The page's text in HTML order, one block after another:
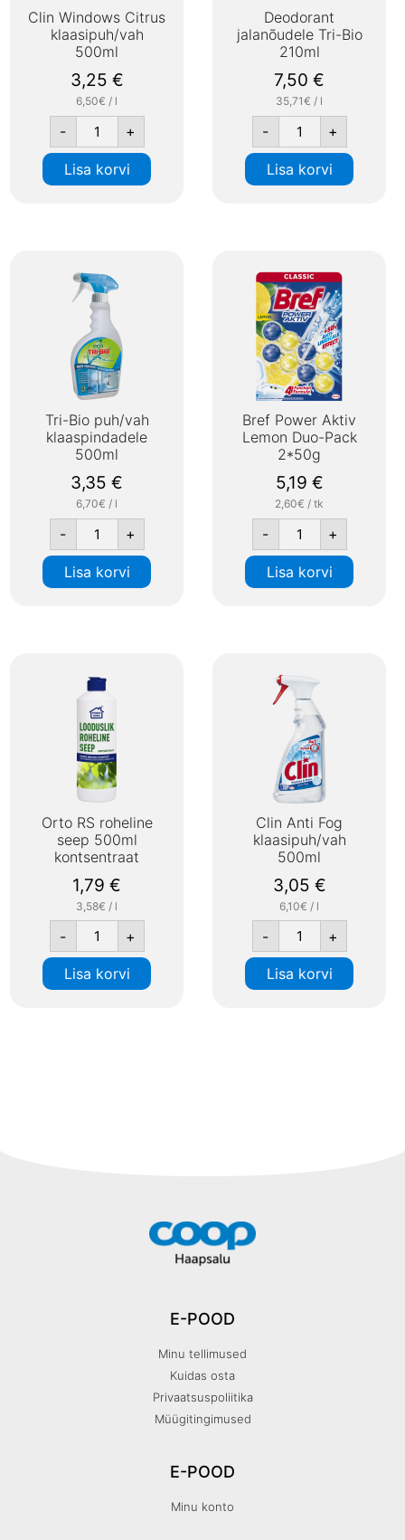
Clin Windows Citrus
klaasipuh/vah
500ml
3,25 €
6,50€ / l
- +
Lisa korvi
Deodorant
jalanõudele Tri-Bio
210ml
7,50 €
35,71€ / l
- +
Lisa korvi
Tri-Bio puh/vah
klaaspindadele
500ml
3,35 €
6,70€ / l
- +
Lisa korvi
Bref Power Aktiv
Lemon Duo-Pack
2*50g
5,19 €
2,60€ / tk
- +
Lisa korvi
Orto RS roheline
seep 500ml
kontsentraat
1,79 €
3,58€ / l
- +
Lisa korvi
Clin Anti Fog
klaasipuh/vah
500ml
3,05 €
6,10€ / l
- +
Lisa korvi
E-POOD
Minu tellimused
Kuidas osta
Privaatsuspoliitika
Müügitingimused
E-POOD
Minu konto